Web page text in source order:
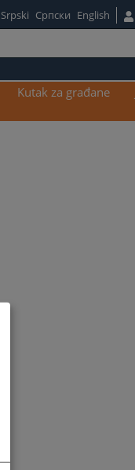
Srpski Српски English
Kutak za građane